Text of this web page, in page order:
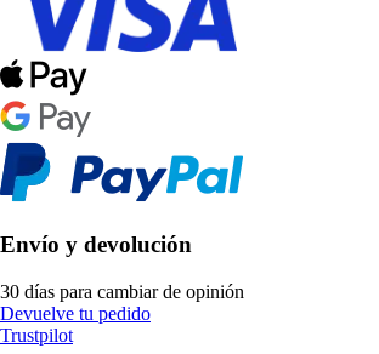
Envío y devolución
30 días para cambiar de opinión
Devuelve tu pedido
Trustpilot